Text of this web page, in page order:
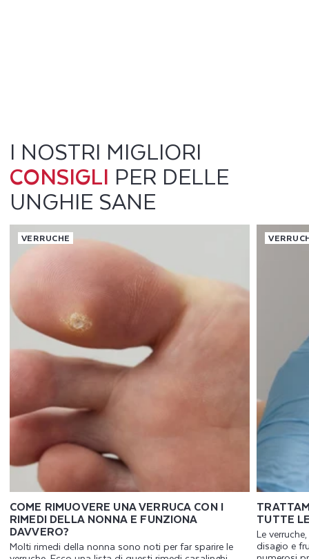
I NOSTRI MIGLIORI
CONSIGLI PER DELLE
UNGHIE SANE
VERRUCHE
COME RIMUOVERE UNA VERRUCA CON I
RIMEDI DELLA NONNA E FUNZIONA
DAVVERO?
Molti rimedi della nonna sono noti per far sparire le
TUTTE
Le
disagio e